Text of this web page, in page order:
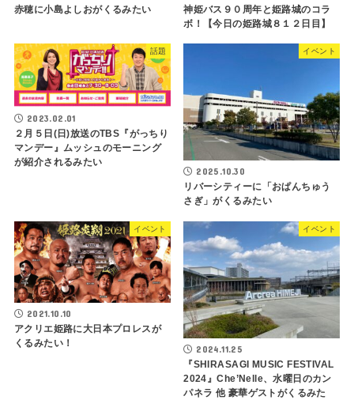
赤穂に小島よしおがくるみたい
神姫バス９０周年と姫路城のコラ
ボ！【今日の姫路城８１２日目】
話題
2023.02.01
２月５日(日)放送のTBS『がっちり
マンデー』ムッシュのモーニング
が紹介されるみたい
イベント
2025.10.30
リバーシティーに「おぱんちゅう
さぎ」がくるみたい
イベント
2021.10.10
アクリエ姫路に大日本プロレスが
くるみたい！
イベント
2024.11.25
『SHIRASAGI MUSIC FESTIVAL
2024』Che’Nelle、水曜日のカン
パネラ 他 豪華ゲストがくるみた